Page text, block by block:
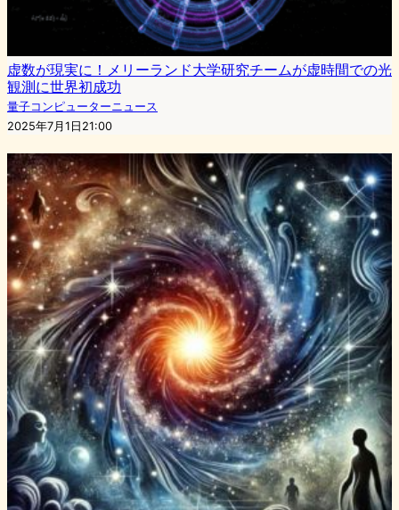
虚数が現実に！メリーランド大学研究チームが虚時間での光
観測に世界初成功
量子コンピューターニュース
2025年7月1日21:00